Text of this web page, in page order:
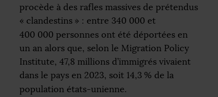
procède à des rafles massives de prétendus
« clandestins » : entre 340 000 et
400 000 personnes ont été déportées en
un an alors que, selon le Migration Policy
Institute, 47,8 millions d’immigrés vivaient
dans le pays en 2023, soit 14,3 % de la
population états-unienne.